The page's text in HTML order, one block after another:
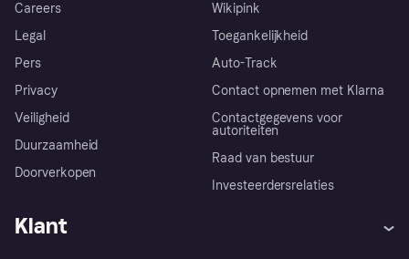
Careers
Legal
Pers
Privacy
Veiligheid
Duurzaamheid
Doorverkopen
Wikipink
Toegankelijkheid
Auto-Track
Contact opnemen met Klarna
Contactgegevens voor
autoriteiten
Raad van bestuur
Investeerdersrelaties
Klant